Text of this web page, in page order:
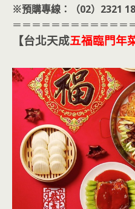
※預購專線：（02）2321
＝＝＝＝＝＝＝＝＝＝＝＝
【台北天成五福臨門年